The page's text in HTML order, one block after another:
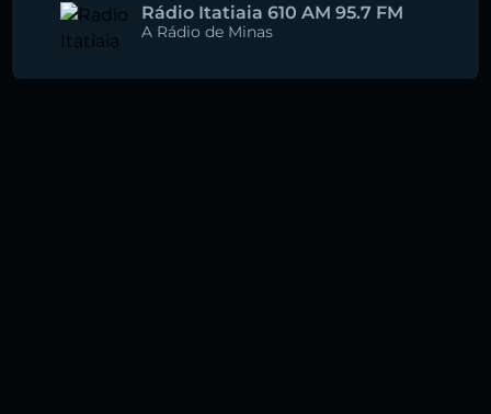
Rádio Itatiaia 610 AM 95.7 FM
A Rádio de Minas